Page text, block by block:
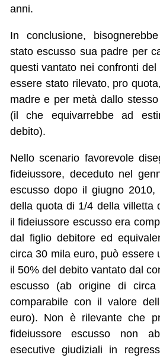
anni.
In conclusione,
stato escusso sua padre per
questi vantato nei confronti
essere stato rilevato, pro
madre e per metà dallo
(il che equivarrebbe ad
debito).
Nello scenario favorevole
fideiussore, deceduto nel
escusso dopo il giugno
della quota di 1/4 della villetta
il fideiussore escusso era
dal figlio debitore ed
circa 30 mila euro, può essere
il 50% del debito vantato dal
escusso (ab origine di
comparabile con il valore
euro). Non è rilevante che
fideiussore escusso non
esecutive giudiziali in